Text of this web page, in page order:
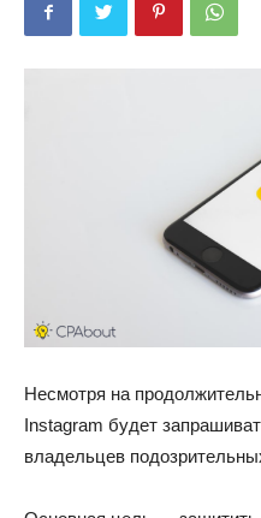
Несмотря на
Instagram будет
владельцев